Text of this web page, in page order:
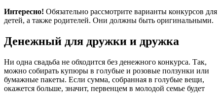
Интересно! Обязательно рассмотрите варианты конкурсов для
детей, а также родителей. Они должны быть оригинальными.
Денежный для дружки и дружка
Ни одна свадьба не обходится без денежного конкурса. Так,
можно собирать купюры в голубые и розовые ползунки или
бумажные пакеты. Если сумма, собранная в голубые вещи,
окажется больше, значит, первенцем в молодой семье будет